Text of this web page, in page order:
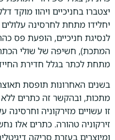
יצטברו בחניכיים ויהוו מוקד
יחלידו מתחת לחרסינה
לנסיגת חניכיים, הופעת פס
המתכת), חשיפה של שולי
מתחת לכתר בגלל חדירת
בשנים האחרונות תופסת
מתכות, ובהקשר זה כתרים
זו עשויים מזירקוניה
זירקוניה טהורה. כתרים אלו
ומיוצרים בעזרת סריקה